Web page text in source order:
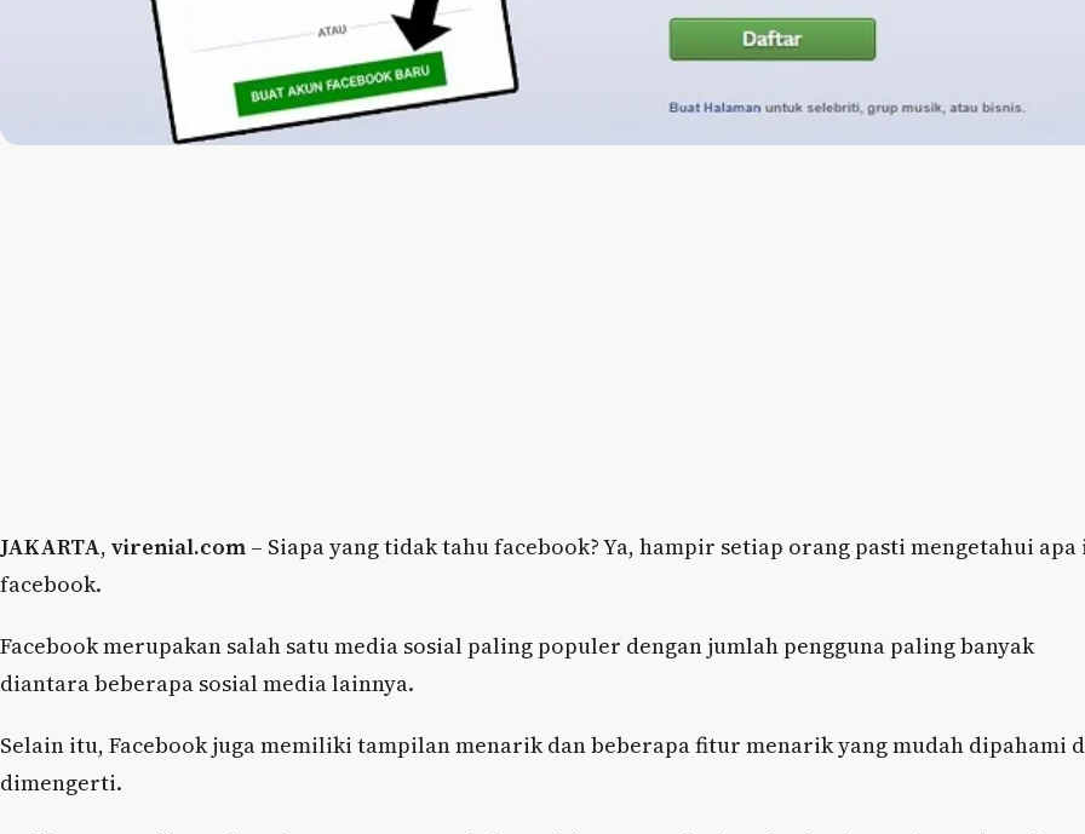
JAKARTA, virenial.com – Siapa yang tidak tahu facebook? Ya, hampir setiap orang pasti mengetahui
facebook.
Facebook merupakan salah satu media sosial paling populer dengan jumlah pengguna paling banyak
diantara beberapa sosial media lainnya.
Selain itu, Facebook juga memiliki tampilan menarik dan beberapa fitur menarik yang mudah dipahami
dimengerti.